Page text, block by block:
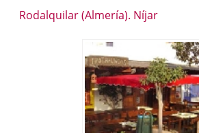
Rodalquilar (Almería). Níjar